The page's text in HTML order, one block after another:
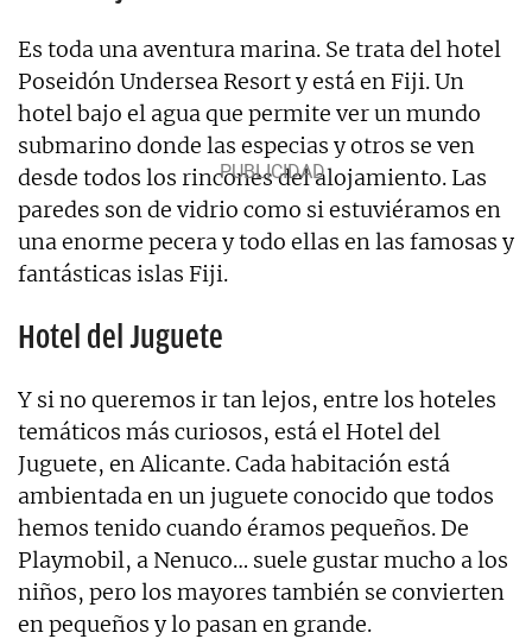
Es toda una aventura marina. Se trata del hotel
Poseidón Undersea Resort y está en Fiji. Un
hotel bajo el agua que permite ver un mundo
submarino donde las especias y otros se ven
desde todos los rincones del alojamiento. Las
paredes son de vidrio como si estuviéramos en
una enorme pecera y todo ellas en las famosas y
fantásticas islas Fiji.
Hotel del Juguete
Y si no queremos ir tan lejos, entre los hoteles
temáticos más curiosos, está el Hotel del
Juguete, en Alicante. Cada habitación está
ambientada en un juguete conocido que todos
hemos tenido cuando éramos pequeños. De
Playmobil, a Nenuco… suele gustar mucho a los
niños, pero los mayores también se convierten
en pequeños y lo pasan en grande.